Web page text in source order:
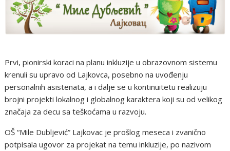
Prvi, pionirski koraci na planu inkluzije u obrazovnom sistemu
krenuli su upravo od Lajkovca, posebno na uvođenju
personalnih asistenata, a i dalje se u kontinuitetu realizuju
brojni projekti lokalnog i globalnog karaktera koji su od velikog
značaja za decu sa teškoćama u razvoju.
OŠ “Mile Dubljević” Lajkovac je prošlog meseca i zvanično
potpisala ugovor za projekat na temu inkluzije, po nazivom